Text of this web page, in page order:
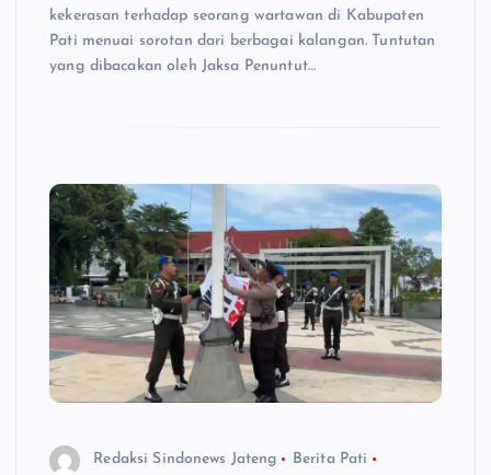
kekerasan terhadap seorang wartawan di Kabupaten
Pati menuai sorotan dari berbagai kalangan. Tuntutan
yang dibacakan oleh Jaksa Penuntut…
Redaksi Sindonews Jateng
Berita Pati